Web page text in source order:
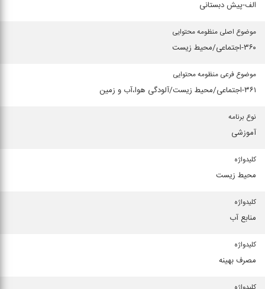
الف-پیش دبستانی
موضوع اصلی منظومه محتوایی
۳۶۰-اجتماعی/محیط زیست
موضوع فرعی منظومه محتوایی
۳۶۱-اجتماعی/محیط زیست/آلودگی هوا،آب و زمین
نوع برنامه
آموزشی
كلیدواژه
محیط زیست
كلیدواژه
منابع آب
كلیدواژه
مصرف بهینه